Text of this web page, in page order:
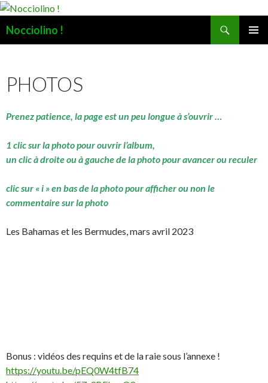
Nocciolino !
PHOTOS
Prenez patience, la page est un peu longue à s’ouvrir …
1 clic sur la photo pour ouvrir l’album,
un clic à droite ou à gauche de la photo pour avancer ou reculer
clic sur « i » en bas de la photo pour afficher ou non le
commentaire sur la photo
Les Bahamas et les Bermudes, mars avril 2023
Bonus : vidéos des requins et de la raie sous l’annexe !
https://youtu.be/pEQ0W4tfB74